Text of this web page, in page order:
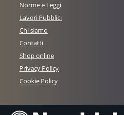
Norme e Leggi
Lavori Pubblici
Chi siamo
Contatti
Shop online
Privacy Policy
Cookie Policy